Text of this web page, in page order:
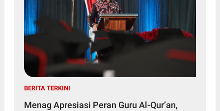
BERITA TERKINI
Menag Apresiasi Peran Guru Al-Qur’an,